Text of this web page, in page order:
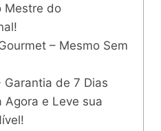
Mestre do
– Mesmo Sem
Garantia de 7 Dias
Agora e Leve sua